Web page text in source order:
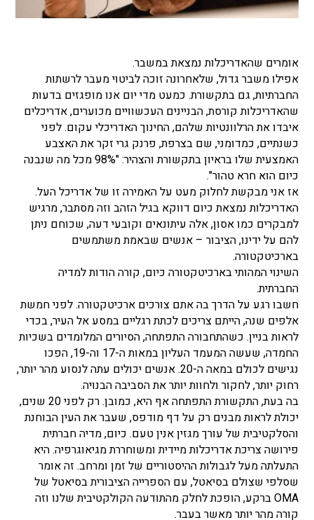
אומרים שהאדריכלות נמצאת במשבר.
אפילו משבר גדול, שלאחרונה זוכה לביטוי מעבר לרשתות
החברתיות, גם בתקשורת. כמעט מדי יום אנו מופגזים בדעות
שהאדריכלות קורסת, הבניינים העכשוויים מכוערים, אדריכלים
איבדו את הרלוונטיות שלהם, החינוך האדריכלי עקום. לפני
כשנתיים, כמדומני, שם בצרפת, פרנק גרי זקר את האצבע
האמצעית שלו בראיון בתקשורת והצהיר: "98% מכל מה שנבנה
כיום הוא חרא טהור".
אז אני מבקשת לחלוק מעט על האמירה זו של אדריכל העל.
האדריכלות נמצאת כיום דווקא בגיל הזהב וזה מסתבר, מרגיש
למבקרים כמו אסון, אלה עיתונאים וקובעי דעה, שכוחם ניתן
להם על ידינו, הציבור – אנשים שבאמת משתמשים
בארכיטקטורה.
השינוי המהותי בארכיטקטורה כיום, קורה הודות למדיה
החברתית.
חשבו רגע על הדרך בה אתם צורכים ארכיטקטורה. לפני חמשת
אלפים שנה, הייתם צריכים לכתת רגליים במסע אל העיר, בכדי
לראות בניין. כשהתחבורה התפתחה, הסיורים המלומדים בשכיות
החמדה, שעשה המעמד העליון במאות ה-17 וה-19, הפכו
נגישים לכולם במאה ה-20. אנשים יכולים עתה לנסוע מהר יותר,
רחוק יותר, לחקור ולחוות יותר את הסביבה הבנויה.
בה בעת, התקשורת התפתחה אף היא, כמובן. רק לפני 20 שנים,
יכולת לראות מבנים רק על דף מודפס, שעבר את העין הבוחנת
והסלקטיבית של עורך מגזין אנין טעם. כיום, מדיה חברתית
פירושה צריכת אדריכלות מיידית ומשוחררת מגיאוגרפיה. היא
התעלתה מעל לגבולות ההיסטוריים של זמן ומרחב. זה אומר
שסלפי שצולם בסיאטל, עם הספרייה הציבורית בסיאטל של
OMA ברקע, הופכת לחלק מהתודעה הקולקטיבית שלנו וזה
קורה מהר יותר מאשר בעבר.